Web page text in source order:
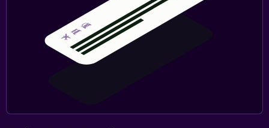
Piscina al aire libre
Toallas para piscina